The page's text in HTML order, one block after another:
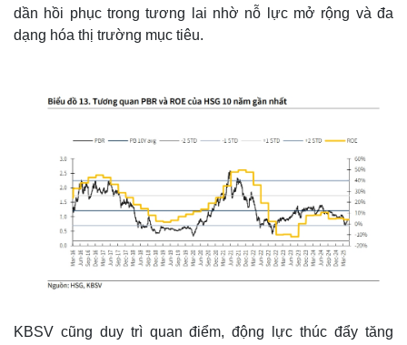
dần hồi phục trong tương lai nhờ nỗ lực mở rộng và đa
dạng hóa thị trường mục tiêu.
KBSV cũng duy trì quan điểm, động lực thúc đẩy tăng